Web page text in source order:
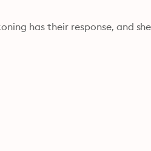
has their response, and